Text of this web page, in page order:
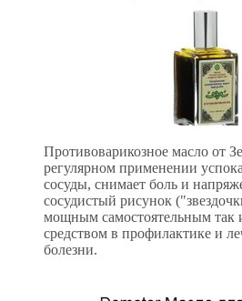
Противоварикозное масло от
регулярном применении
сосуды, снимает боль и
сосудистый рисунок
мощным самостоятельным так
средством в профилактике и
болезни.